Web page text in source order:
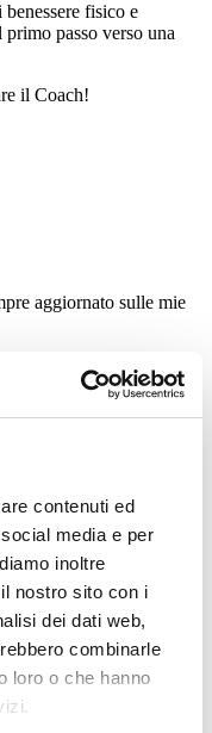
contenuti ed
media e per
inoltre
nostro sito con i
dei dati web,
combinarle
loro o che hanno
fisico e
passo verso una
il Coach!
aggiornato sulle mie
profile.php?